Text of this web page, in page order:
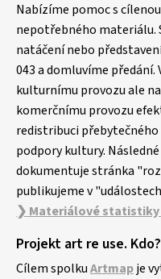
Nabízíme pomoc s
nepotřebného materiálu.
natáčení nebo
043 a domluvíme
kulturnímu provozu ale
komerčnímu provozu
redistribuci
podpory kultury.
dokumentuje stránka
publikujeme v
❯ Materiálové statistiky
Projekt art re use.
Cílem spolkuArtmapje